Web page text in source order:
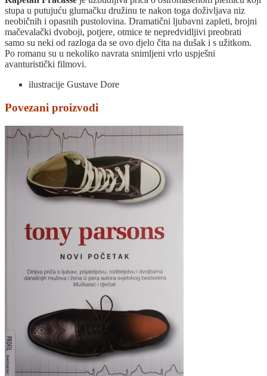
stupa u putujuću glumačku družinu te nakon toga doživljava niz
neobičnih i opasnih pustolovina. Dramatični ljubavni zapleti, brojni
mačevalački dvoboji, potjere, otmice te nepredvidljivi preobrati
samo su neki od razloga da se ovo djelo čita na dušak i s užitkom.
Po romanu su u nekoliko navrata snimljeni vrlo uspješni
avanturistički filmovi.
ilustracije Gustave Dore
Povezani proizvodi